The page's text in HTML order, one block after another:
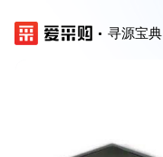
寻源宝典